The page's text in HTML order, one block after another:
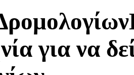
για να